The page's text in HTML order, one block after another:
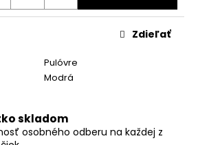
Pulóvre
Modrá
Zdieľať
skladom
osobného odberu na každej z